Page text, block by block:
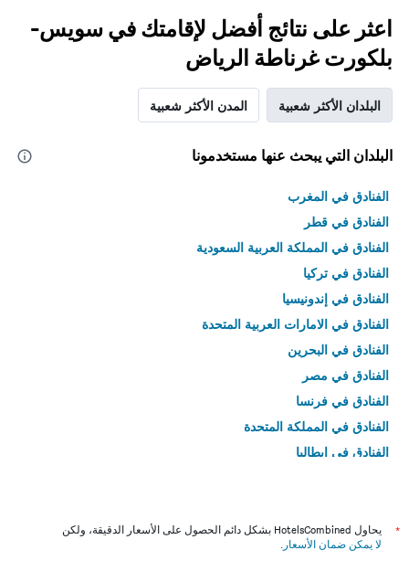
اعثر على نتائج أفضل لإقامتك في سويس-
بلكورت غرناطة الرياض
البلدان الأكثر شعبية المدن الأكثر شعبية
البلدان التي يبحث عنها مستخدمونا
الفنادق في المغرب
الفنادق في قطر
الفنادق في المملكة العربية السعودية
الفنادق في تركيا
الفنادق في إندونيسيا
الفنادق في الامارات العربية المتحدة
الفنادق في البحرين
الفنادق في مصر
الفنادق في فرنسا
الفنادق في المملكة المتحدة
الفنادق في إيطاليا
*
يحاول HotelsCombined بشكل دائم الحصول على الأسعار الدقيقة، ولكن
لا يمكن ضمان الأسعار .